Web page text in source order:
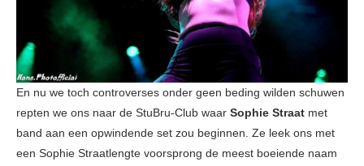
En nu we toch controverses onder geen beding wilden schuwen
repten we ons naar de StuBru-Club waar Sophie Straat met
band aan een opwindende set zou beginnen. Ze leek ons met
een Sophie Straatlengte voorsprong de meest boeiende naam